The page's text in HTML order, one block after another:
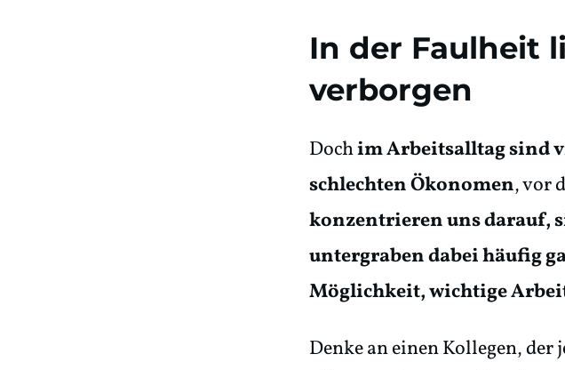
In der Faulheit
verborgen
Dochim Arbeitsalltag sind
schlechten Ökonomen, vor
konzentrieren uns darauf,
untergraben dabei häufig
Möglichkeit, wichtige
Denke an einen Kollegen,